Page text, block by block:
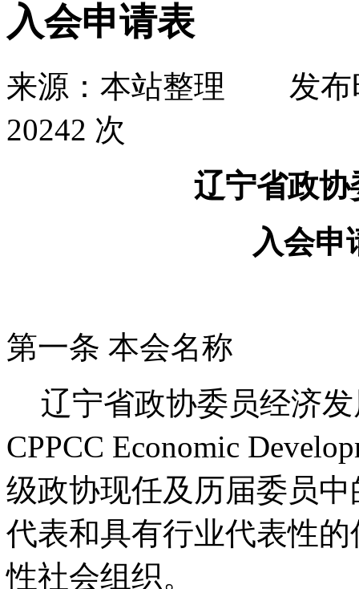
入会申请表
来源：本站整理 发
20242 次
辽宁省政
入会申
第一条 本会名称
辽宁省政协委员经济
CPPCC Economic
级政协现任及历届委员
代表和具有行业代表性
性社会组织。